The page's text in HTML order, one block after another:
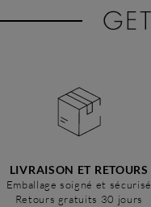
LIVRAISON ET RETOURS
Emballage soigné et sécurisé
Retours gratuits 30 jours